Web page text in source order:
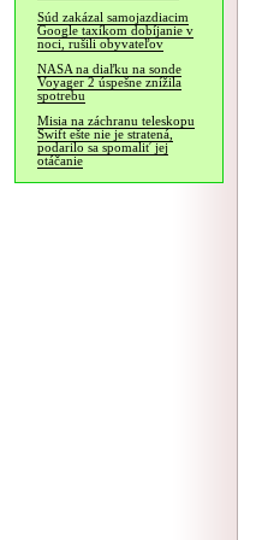
Súd zakázal samojazdiacim
Google taxíkom dobíjanie v
noci, rušili obyvateľov
NASA na diaľku na sonde
Voyager 2 úspešne znížila
spotrebu
Misia na záchranu teleskopu
Swift ešte nie je stratená,
podarilo sa spomaliť jej
otáčanie